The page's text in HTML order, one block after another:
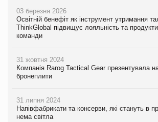
03 березня 2026
Освітній бенефіт як інструмент утримання
ThinkGlobal підвищує лояльність та
команди
31 жовтня 2024
Компанія Rarog Tactical Gear презентувала
бронеплити
31 липня 2024
Напівфабрикати та консерви, які стануть в
нема світла